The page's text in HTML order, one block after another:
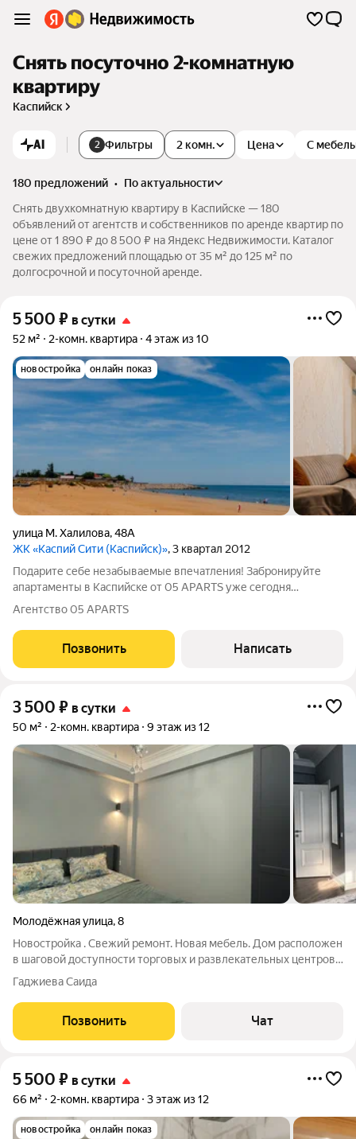
Снять посуточно 2-комнатную
квартиру
Каспийск
AI 2 Фильтры Цена
2 комн. С
180 предложений •
по актуальности
Снять двухкомнатную квартиру в Каспийске — 180
объявлений от агентств и собственников по аренде квартир по
цене от 1 890 ₽ до 8 500 ₽ на Яндекс Недвижимости. Каталог
свежих предложений площадью от 35 м² до 125 м² по
долгосрочной и посуточной аренде.
5 500 ₽ в сутки
52 м² 2-комн. квартира 4 этаж из 10
новостройка онлайн показ
улица М. Халилова,48А
ЖК «Каспий Сити (Каспийск)», 3 квартал 2012
Подарите себе незабываемые впечатления! Забронируйте
апартаменты в Каспийске от 05 APARTS уже сегодня
количество номеров ограничено. Подарите себе и близким
Воспользуйтесь нашим особым предложением:
Агентство 05 APARTS
Позвонить Написать
3 500 ₽ в сутки
50 м² 2-комн. квартира 9 этаж из 12
Молодёжная улица,8
Новостройка . Свежий ремонт. Новая мебель. Дом расположен
в шаговой доступности торговых и развлекательных центров,
пляж, аквапарк , стадион Анжи
Гаджиева Саида
Позвонить Чат
5 500 ₽ в сутки
66 м² 2-комн. квартира 3 этаж из 12
новостройка онлайн показ